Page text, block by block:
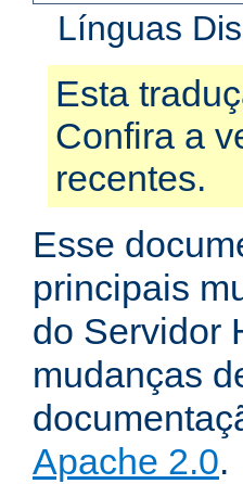
Línguas
Esta
Confira a
recentes.
Esse
principais
do Servidor
mudanças
Apache 2.0.